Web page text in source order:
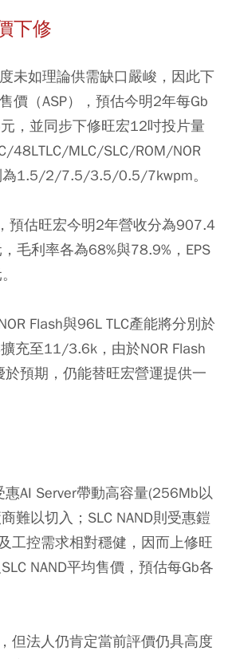
下修
未如理論供需缺口嚴峻，因此下
價（ASP），預估今明2年每Gb
，並同步下修旺宏12吋投片量
48LTLC/MLC/SLC/ROM/NOR
為1.5/2/7.5/3.5/0.5/7kwpm。
預估旺宏今明2年營收分為907.4
毛利率各為68%與78.9%，EPS
Flash與96L TLC產能將分別於
充至11/3.6k，由於NOR Flash
於預期，仍能替旺宏營運提供一
惠AI Server帶動高容量(256Mb以
難以切入；SLC NAND則受惠鎧
工控需求相對穩健，因而上修旺
NAND平均售價，預估每Gb各
但法人仍肯定當前評價仍具高度